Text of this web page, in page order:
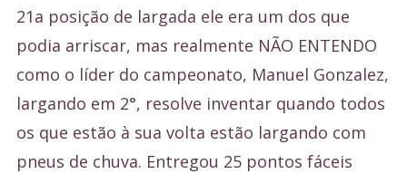
21a posição de largada ele era um dos que
podia arriscar, mas realmente NÃO ENTENDO
como o líder do campeonato, Manuel Gonzalez,
largando em 2°, resolve inventar quando todos
os que estão à sua volta estão largando com
pneus de chuva. Entregou 25 pontos fáceis